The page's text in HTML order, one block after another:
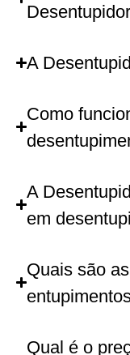
A
Como
A
em
Quais são
Qual é o